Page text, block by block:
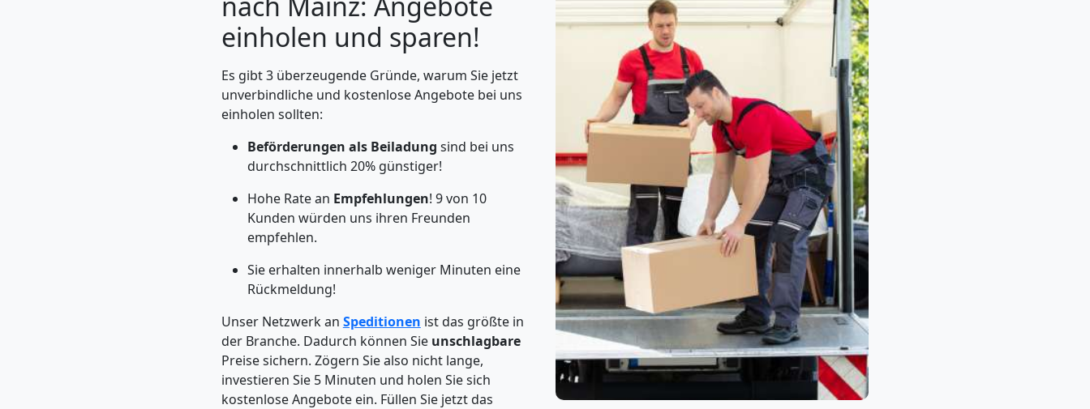
einholen und sparen!
Es gibt 3 überzeugende Gründe, warum Sie jetzt
unverbindliche und kostenlose Angebote bei uns
einholen sollten:
Beförderungen als Beiladung sind bei uns
durchschnittlich 20% günstiger!
Hohe Rate an Empfehlungen! 9 von 10
Kunden würden uns ihren Freunden
empfehlen.
Sie erhalten innerhalb weniger Minuten eine
Rückmeldung!
Unser Netzwerk an Speditionen ist das größte in
der Branche. Dadurch können Sie unschlagbare
Preise sichern. Zögern Sie also nicht lange,
investieren Sie 5 Minuten und holen Sie sich
kostenlose Angebote ein. Füllen Sie jetzt das